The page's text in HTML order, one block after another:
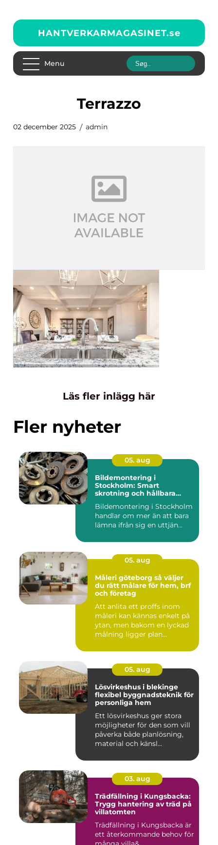
HANTVERKARMAGASINET.se
Menu
Terrazzo
02 december 2025 admin
Läs fler inlägg här
Fler nyheter
05. aug
Bildemontering i
Stockholm: Smart
skrotning och hållbara
Bildemontering i Stockholm
handlar om mer än att bara
lämna ifrån sig en uttjän...
05. aug
Måleri göteborg så väljer
du rätt målare för hem, brf
och företag
Att anlita ett proffs inom
måleri kan kännas enkelt på
ytan, men bakom en lyckad
målning ligger plan...
05. aug
Lösvirkeshus i blekinge
flexibel byggnadsteknik för
personliga hem
Ett lösvirkeshus ger stora
möjligheter för den som vill
påverka både planlösning,
material och känsl...
03. aug
Trädfällning i Kungsbacka:
Trygg hantering av träd på
villatomten
Trädfällning i Kungsbacka är
ett återkommande behov för